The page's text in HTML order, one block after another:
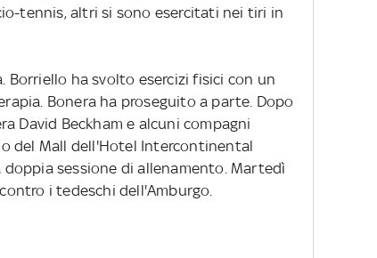
tennis, altri si sono esercitati nei tiri in
Borriello ha svolto esercizi fisici con un
Bonera ha proseguito a parte. Dopo
David Beckham e alcuni compagni
del Mall dell'Hotel Intercontinental
sessione di allenamento. Martedì
i tedeschi dell'Amburgo.